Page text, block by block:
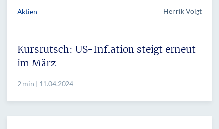
Aktien Henrik Voigt
Kursrutsch: US-Inflation steigt erneut
im März
2 min | 11.04.2024